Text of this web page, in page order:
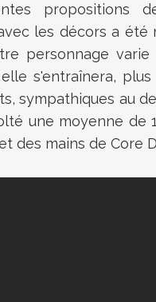
propositions
les décors a été
personnage
s'entraînera,
sympathiques au
une moyenne de
des mains de Core